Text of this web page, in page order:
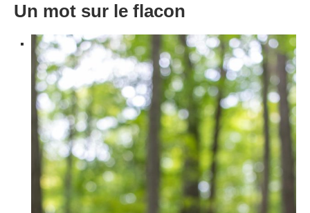
Un mot sur le flacon